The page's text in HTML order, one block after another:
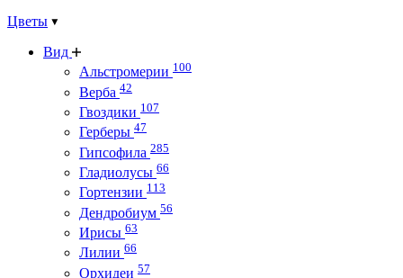
Цветы
Вид
Альстромерии 100
Верба 42
Гвоздики 107
Герберы 47
Гипсофила 285
Гладиолусы 66
Гортензии 113
Дендробиум 56
Ирисы 63
Лилии 66
Орхидеи 57